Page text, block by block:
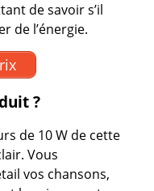
de savoir s’il
de l’énergie.
?
de 10 W de cette
Vous
vos chansons,